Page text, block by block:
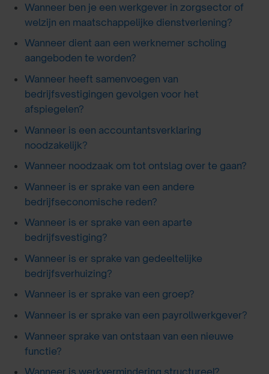
Wanneer ben je een werkgever in zorgsector of
welzijn en maatschappelijke dienstverlening?
Wanneer dient aan een werknemer scholing
aangeboden te worden?
Wanneer heeft samenvoegen van
bedrijfsvestigingen gevolgen voor het
afspiegelen?
Wanneer is een accountantsverklaring
noodzakelijk?
Wanneer noodzaak om tot ontslag over te gaan?
Wanneer is er sprake van een andere
bedrijfseconomische reden?
Wanneer is er sprake van een aparte
bedrijfsvestiging?
Wanneer is er sprake van gedeeltelijke
bedrijfsverhuizing?
Wanneer is er sprake van een groep?
Wanneer is er sprake van een payrollwerkgever?
Wanneer sprake van ontstaan van een nieuwe
functie?